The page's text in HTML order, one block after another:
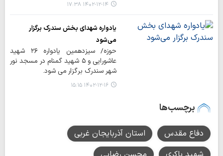
۱۴۰۲-۱۲-۱۴ ۱۷:۳۸
یادواره شهدای بخش سندرک برگزار
می‌شود
حوزه/ سیزدهمین یادواره ۲۶ شهید
عاشورایی و ۵ شهید گمنام در مسجد نور
شهر سندرک برگزار می شود.
۱۴۰۲-۱۲-۱۶ ۱۵:۱۵
برچسب‌ها
دفاع مقدس
استان آذربایجان غربی